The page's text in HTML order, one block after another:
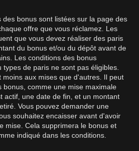
des bonus sont listées sur la page des
offre que vous réclamez. Les
que vous devez réaliser des paris
du bonus et/ou du dépôt avant de
Les conditions des bonus
de paris ne sont pas éligibles.
aux mises que d'autres. Il peut
bonus, comme une mise maximale
actif, une date de fin, et un montant
Vous pouvez demander une
souhaitez encaisser avant d'avoir
mise. Cela supprimera le bonus et
indiqué dans les conditions.